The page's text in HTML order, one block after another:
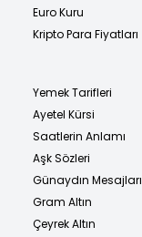
Euro Kuru
Kripto Para Fiyatları
Yemek Tarifleri
Ayetel Kürsi
Saatlerin Anlamı
Aşk Sözleri
Günaydın Mesajları
Gram Altın
Çeyrek Altın